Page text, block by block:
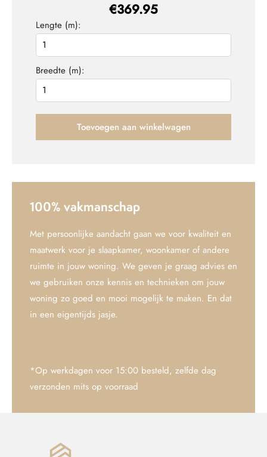
€369.95
Lengte (m):
Breedte (m):
Toevoegen aan winkelwagen
100% vakmanschap
Met persoonlijke aandacht gaan we voor kwaliteit en
maatwerk voor je slaapkamer, woonkamer of andere
ruimte in jouw woning. We geven je graag advies en
we gebruiken onze kennis en technieken om jouw
woning zo goed en mooi mogelijk te maken. En dat
in een eigentijds jasje.
*Op werkdagen voor 15:00 besteld, zelfde dag
verzonden mits op voorraad